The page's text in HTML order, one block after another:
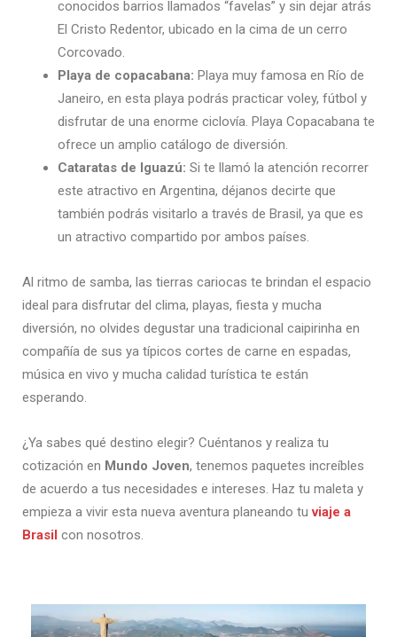
conocidos barrios llamados “favelas” y sin dejar atrás
El Cristo Redentor, ubicado en la cima de un cerro
Corcovado.
Playa de copacabana: Playa muy famosa en Río de
Janeiro, en esta playa podrás practicar voley, fútbol y
disfrutar de una enorme ciclovía. Playa Copacabana te
ofrece un amplio catálogo de diversión.
Cataratas de Iguazú: Si te llamó la atención recorrer
este atractivo en Argentina, déjanos decirte que
también podrás visitarlo a través de Brasil, ya que es
un atractivo compartido por ambos países.
Al ritmo de samba, las tierras cariocas te brindan el espacio
ideal para disfrutar del clima, playas, fiesta y mucha
diversión, no olvides degustar una tradicional caipirinha en
compañía de sus ya típicos cortes de carne en espadas,
música en vivo y mucha calidad turística te están
esperando.
¿Ya sabes qué destino elegir? Cuéntanos y realiza tu
cotización en Mundo Joven, tenemos paquetes increíbles
de acuerdo a tus necesidades e intereses. Haz tu maleta y
empieza a vivir esta nueva aventura planeando tu viaje a
Brasil con nosotros.